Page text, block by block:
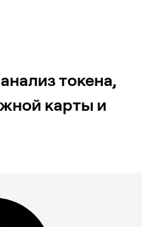
токена,
карты и